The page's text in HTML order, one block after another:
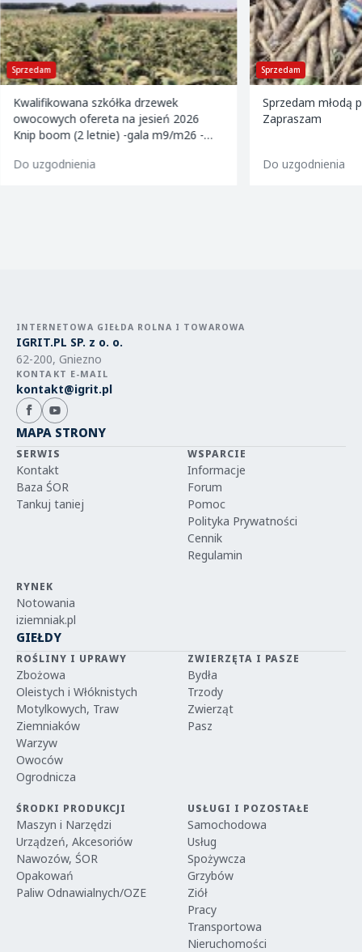
Sprzedam
Kwalifikowana szkółka drzewek
owocowych ofereta na jesień 2026
Knip boom (2 letnie) -gala m9/m26 -
m9 -paulared m9/m2
Do uzgodnienia
Sprzedam
Sprzedam młodą
Zapraszam
Do uzgodnienia
INTERNETOWA GIEŁDA ROLNA I TOWAROWA
IGRIT.PL SP. z o. o.
62-200, Gniezno
KONTAKT E-MAIL
kontakt@igrit.pl
MAPA STRONY
SERWIS
Kontakt
Baza ŚOR
Tankuj taniej
WSPARCIE
Informacje
Forum
Pomoc
Polityka Prywatności
Cennik
Regulamin
RYNEK
Notowania
iziemniak.pl
GIEŁDY
ROŚLINY I UPRAWY
Zbożowa
Oleistych i Włóknistych
Motylkowych, Traw
Ziemniaków
Warzyw
Owoców
Ogrodnicza
ZWIERZĘTA I PASZE
Bydła
Trzody
Zwierząt
Pasz
ŚRODKI PRODUKCJI
Maszyn i Narzędzi
Urządzeń, Akcesoriów
Nawozów, ŚOR
Opakowań
Paliw Odnawialnych/OZE
USŁUGI I POZOSTAŁE
Samochodowa
Usług
Spożywcza
Grzybów
Ziół
Pracy
Transportowa
Nieruchomości